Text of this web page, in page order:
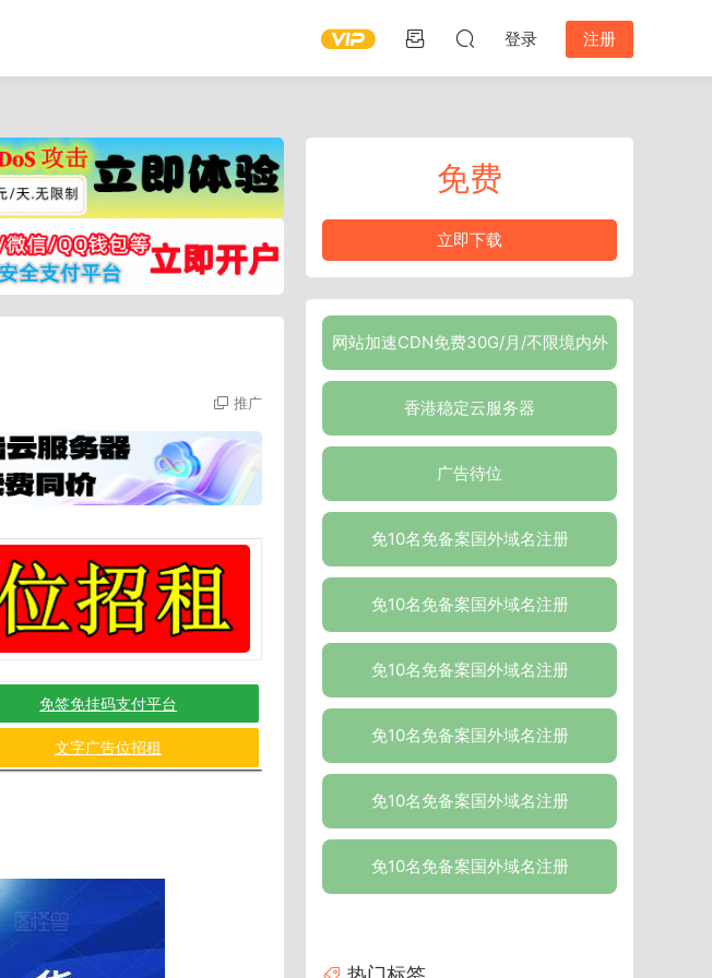
登录 注册
推广
免签免挂码支付平台
文字广告位招租
免费
立即下载
网站加速CDN免费30G/月/不限境内外
香港稳定云服务器
广告待位
免10名免备案国外域名注册
免10名免备案国外域名注册
免10名免备案国外域名注册
免10名免备案国外域名注册
免10名免备案国外域名注册
免10名免备案国外域名注册